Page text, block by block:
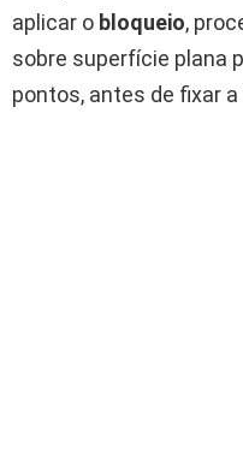
aplicar o bloqueio,
sobre superfície plana
pontos, antes de fixar